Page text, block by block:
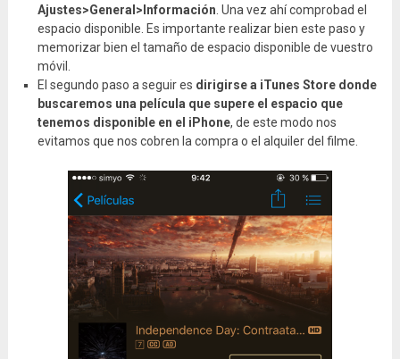
Ajustes>General>Información. Una vez ahí comprobad el
espacio disponible. Es importante realizar bien este paso y
memorizar bien el tamaño de espacio disponible de vuestro
móvil.
El segundo paso a seguir es dirigirse a iTunes Store donde
buscaremos una película que supere el espacio que
tenemos disponible en el iPhone, de este modo nos
evitamos que nos cobren la compra o el alquiler del filme.